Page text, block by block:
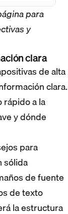
para
y
clara
de alta
clara.
a la
y dónde
para
sólida
de fuente
de texto
la estructura